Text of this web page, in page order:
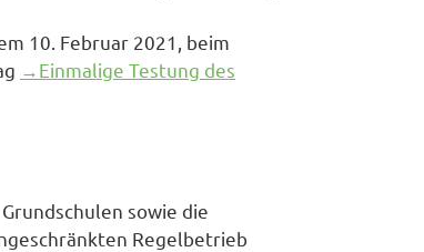
10. Februar 2021, beim
→Einmalige Testung des
sowie die
Regelbetrieb